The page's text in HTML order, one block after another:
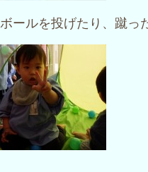
ボールを投げたり、蹴っ